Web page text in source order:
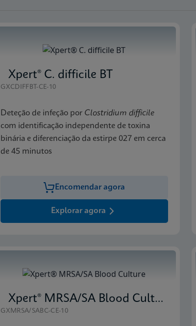
Xpert® C. difficile BT
GXCDIFFBT-CE-10
Deteção de infeção por Clostridium difficile
com identificação independente de toxina
binária e diferenciação da estirpe 027 em cerca
de 45 minutos
Encomendar agora
Explorar agora
Xpert® MRSA/SA Blood Culture
GXMRSA/SABC-CE-10